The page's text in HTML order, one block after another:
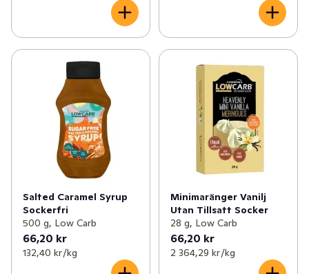
Salted Caramel Syrup
Sockerfri
500 g, Low Carb
66,20 kr
132,40 kr /kg
Minimaränger Vanilj
Utan Tillsatt Socker
28 g, Low Carb
66,20 kr
2 364,29 kr /kg